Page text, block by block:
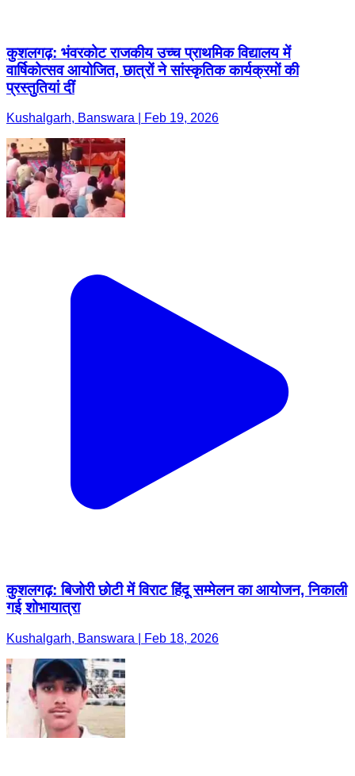
कुशलगढ़: भंवरकोट राजकीय उच्च प्राथमिक विद्यालय में
वार्षिकोत्सव आयोजित, छात्रों ने सांस्कृतिक कार्यक्रमों की
प्रस्तुतियां दीं
Kushalgarh, Banswara | Feb 19, 2026
कुशलगढ़: बिजोरी छोटी में विराट हिंदू सम्मेलन का आयोजन, निकाली
गई शोभायात्रा
Kushalgarh, Banswara | Feb 18, 2026